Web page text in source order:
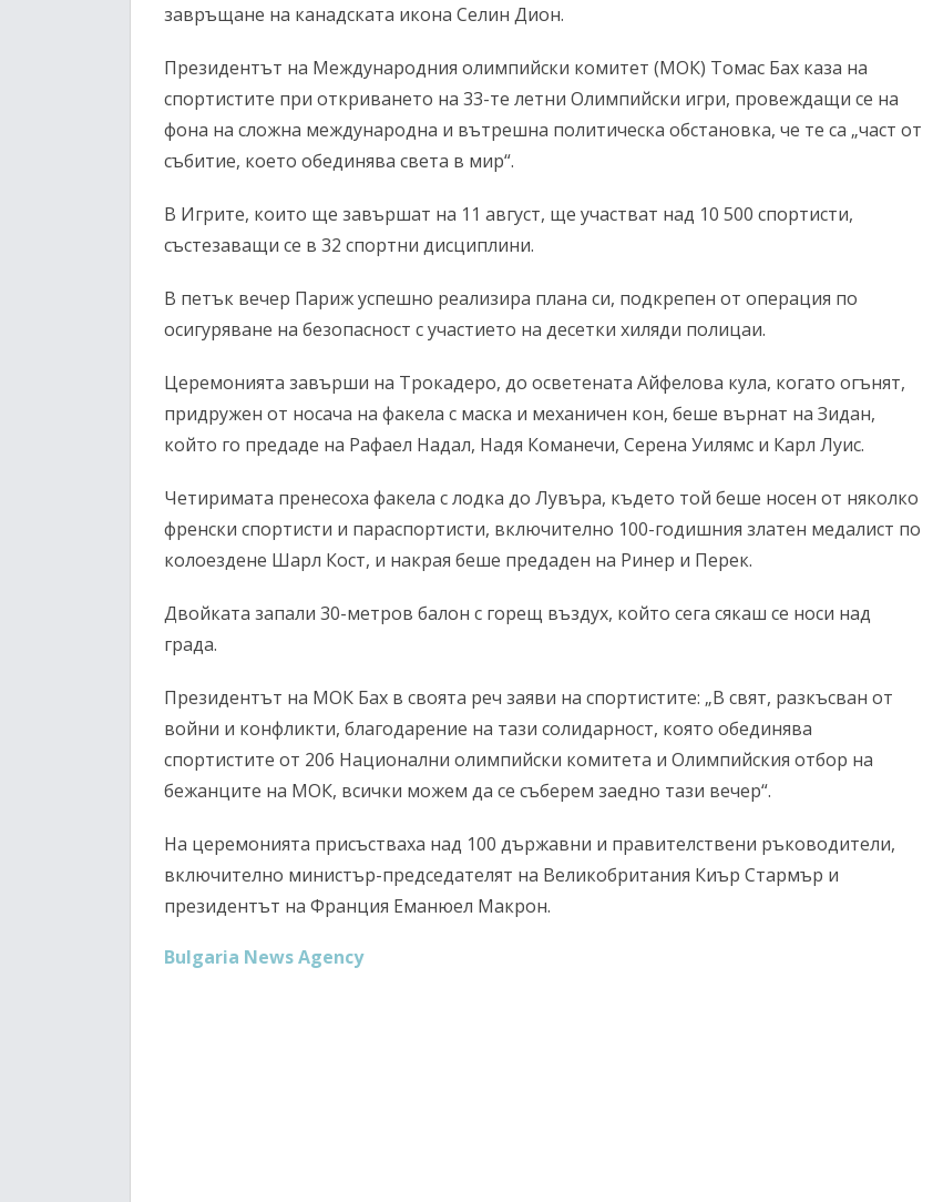
завръщане на канадската икона Селин Дион.
Президентът на Международния олимпийски комитет (МОК) Томас Бах каза на
спортистите при откриването на 33-те летни Олимпийски игри, провеждащи се на
фона на сложна международна и вътрешна политическа обстановка, че те са „част от
събитие, което обединява света в мир“.
В Игрите, които ще завършат на 11 август, ще участват над 10 500 спортисти,
състезаващи се в 32 спортни дисциплини.
В петък вечер Париж успешно реализира плана си, подкрепен от операция по
осигуряване на безопасност с участието на десетки хиляди полицаи.
Церемонията завърши на Трокадеро, до осветената Айфелова кула, когато огънят,
придружен от носача на факела с маска и механичен кон, беше върнат на Зидан,
който го предаде на Рафаел Надал, Надя Команечи, Серена Уилямс и Карл Луис.
Четиримата пренесоха факела с лодка до Лувъра, където той беше носен от няколко
френски спортисти и параспортисти, включително 100-годишния златен медалист по
колоездене Шарл Кост, и накрая беше предаден на Ринер и Перек.
Двойката запали 30-метров балон с горещ въздух, който сега сякаш се носи над
града.
Президентът на МОК Бах в своята реч заяви на спортистите: „В свят, разкъсван от
войни и конфликти, благодарение на тази солидарност, която обединява
спортистите от 206 Национални олимпийски комитета и Олимпийския отбор на
бежанците на МОК, всички можем да се съберем заедно тази вечер“.
На церемонията присъстваха над 100 държавни и правителствени ръководители,
включително министър-председателят на Великобритания Киър Стармър и
президентът на Франция Еманюел Макрон.
Bulgaria News Agency